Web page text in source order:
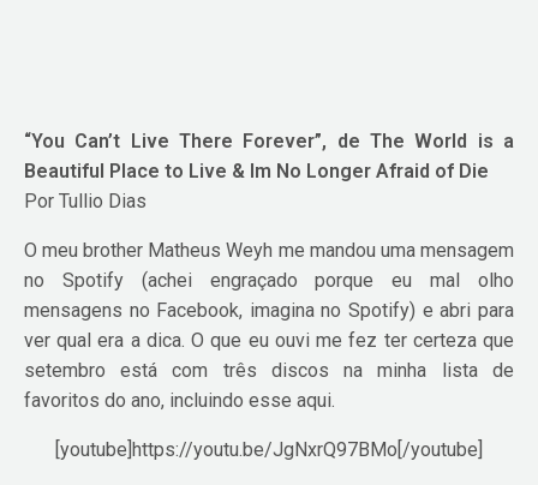
“You Can’t Live There Forever”, de The World is a
Beautiful Place to Live & Im No Longer Afraid of Die
Por Tullio Dias
O meu brother Matheus Weyh me mandou uma mensagem
no Spotify (achei engraçado porque eu mal olho
mensagens no Facebook, imagina no Spotify) e abri para
ver qual era a dica. O que eu ouvi me fez ter certeza que
setembro está com três discos na minha lista de
favoritos do ano, incluindo esse aqui.
[youtube]https://youtu.be/JgNxrQ97BMo[/youtube]